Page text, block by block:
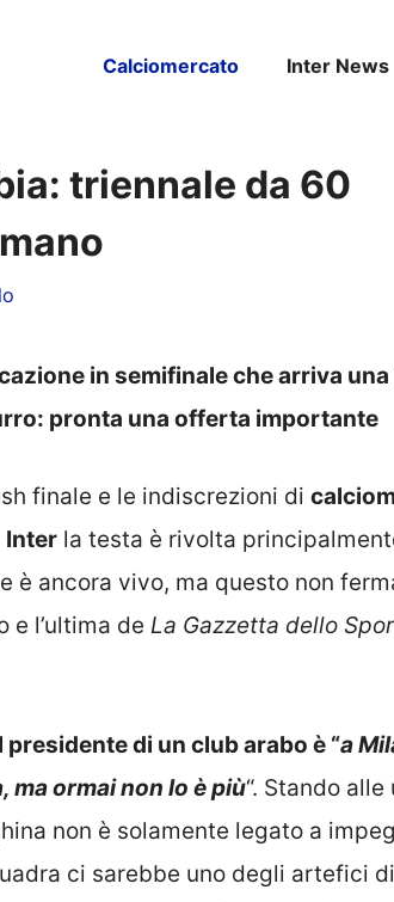
Calciomercato Inter News
triennale da 60
in semifinale che arriva
pronta una offerta importante
finale e le indiscrezioni di
Inter la testa è rivolta
è ancora vivo, ma questo non
e l’ultima de La Gazzetta dello
presidente di un club arabo è “a
ma ormai non lo è più“. Stando
non è solamente legato a
ci sarebbe uno degli artefici